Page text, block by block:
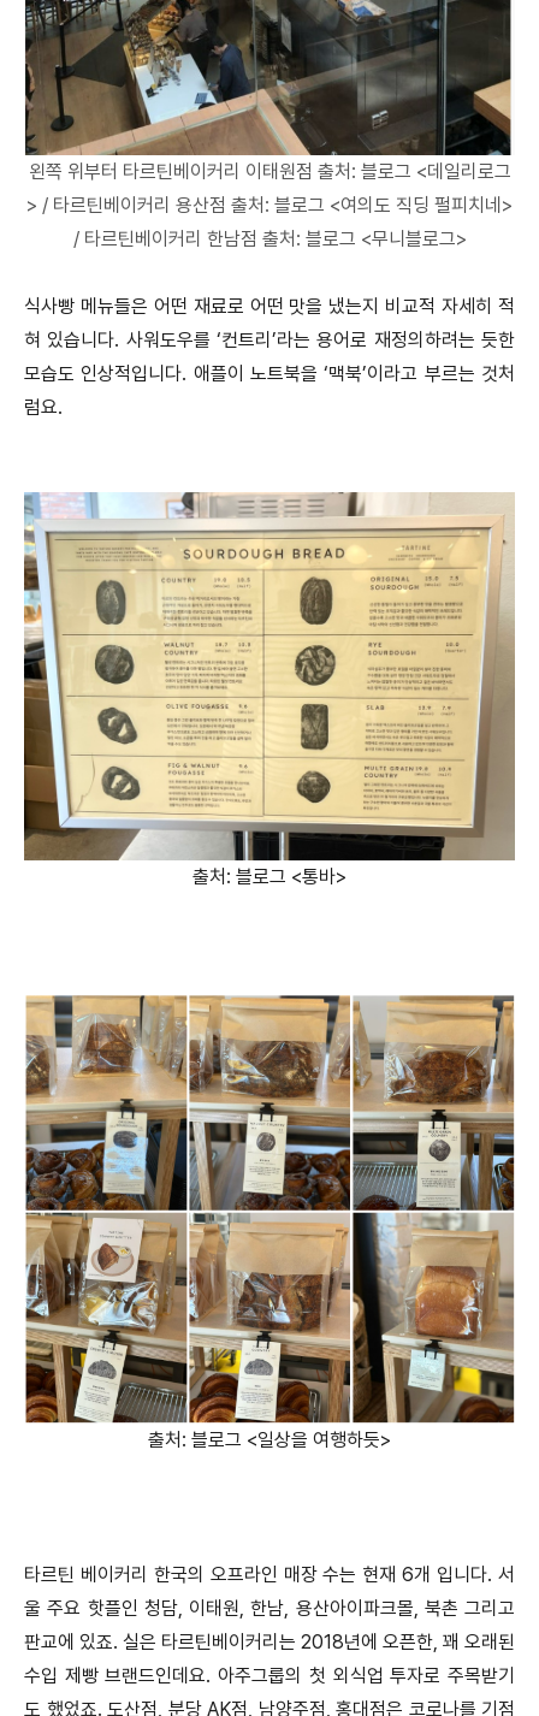
왼쪽 위부터 타르틴베이커리 이태원점 출처: 블로그 <데일리로그
> / 타르틴베이커리 용산점 출처: 블로그 <여의도 직딩 펄피치네>
/ 타르틴베이커리 한남점 출처: 블로그 <무니블로그>
식사빵 메뉴들은 어떤 재료로 어떤 맛을 냈는지 비교적 자세히 적
혀 있습니다. 사워도우를 ‘컨트리’라는 용어로 재정의하려는 듯한
모습도 인상적입니다. 애플이 노트북을 ‘맥북’이라고 부르는 것처
럼요.
출처: 블로그 <통바>
출처: 블로그 <일상을 여행하듯>
타르틴 베이커리 한국의 오프라인 매장 수는 현재 6개 입니다. 서
울 주요 핫플인 청담, 이태원, 한남, 용산아이파크몰, 북촌 그리고
판교에 있죠. 실은 타르틴베이커리는 2018년에 오픈한, 꽤 오래된
수입 제빵 브랜드인데요. 아주그룹의 첫 외식업 투자로 주목받기
도 했었죠. 도산점, 분당 AK점, 남양주점, 홍대점은 코로나를 기점